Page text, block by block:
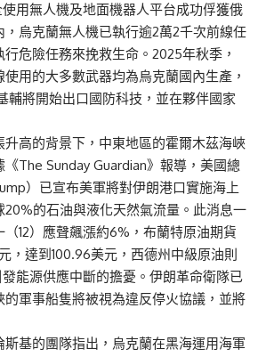
用無人機及地面機器人平台成功俘獲俄
，烏克蘭無人機已執行逾2萬2千次前線任
危險任務來挽救生命。2025年秋季，
用的大多數武器均為烏克蘭國內生產，
輔將開始出口國防科技，並在夥伴國家
高的背景下，中東地區的霍爾木茲海峽
The Sunday Guardian》報導，美國總
）已宣布美軍將對伊朗港口實施海上
20%的石油與液化天然氣流量。此消息一
12）應聲飆漲約6%，布蘭特原油期貨
，達到100.96美元，西德州中級原油則
能源供應中斷的擔憂。伊朗革命衛隊已
軍事船隻將被視為違反停火協議，並將
基的團隊指出，烏克蘭在黑海運用海軍